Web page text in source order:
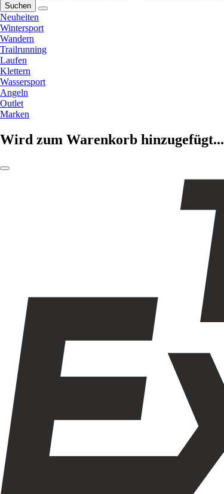
Suchen
Neuheiten
Wintersport
Wandern
Trailrunning
Laufen
Klettern
Wassersport
Angeln
Outlet
Marken
Wird zum Warenkorb hinzugefügt...